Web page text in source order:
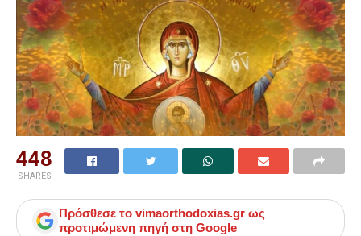
448
SHARES
Πρόσθεσε το vimaorthodoxias.gr ως
προτιμώμενη πηγή στη Google